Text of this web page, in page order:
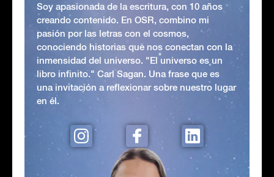
Soy apasionada de la escritura, con 10 años
creando contenido. En OSR, combino mi
pasión por las letras con el cosmos,
conociendo historias que nos conectan con la
inmensidad del universo. "El universo es un
libro infinito." Carl Sagan. Una frase que es
una invitación a reflexionar sobre nuestro lugar
en él.